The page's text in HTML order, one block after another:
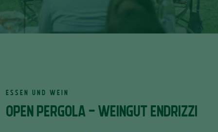
OPEN PERGOLA - WEINGUT ENDRIZZI
ESSEN UND WEIN